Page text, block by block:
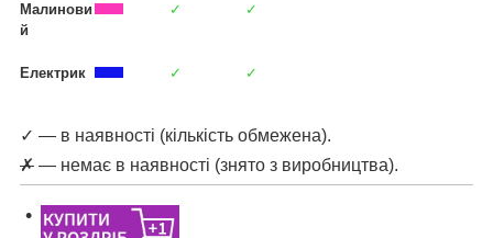
Малинови
й
✓ ✓
Електрик ✓ ✓
✓ — в наявності (кількість обмежена).
✗ — немає в наявності (знято з виробництва).